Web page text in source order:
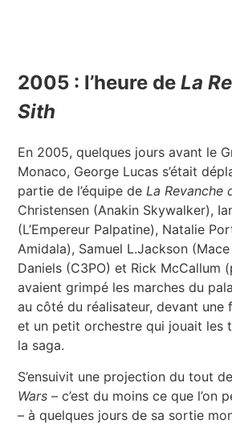
2005 : l’heure deLa
Sith
En 2005, quelques jours avant le
Monaco, George Lucas s’était
partie de l’équipe deLa Revanche
Christensen (Anakin Skywalker),
(L’Empereur Palpatine), Natalie
Amidala), Samuel L.Jackson
Daniels (C3PO) et Rick McCallum
avaient grimpé les marches du
au côté du réalisateur, devant une
et un petit orchestre qui jouait les
la saga.
S’ensuivit une projection du tout
Wars – c’est du moins ce que l’on
– à quelques jours de sa sortie